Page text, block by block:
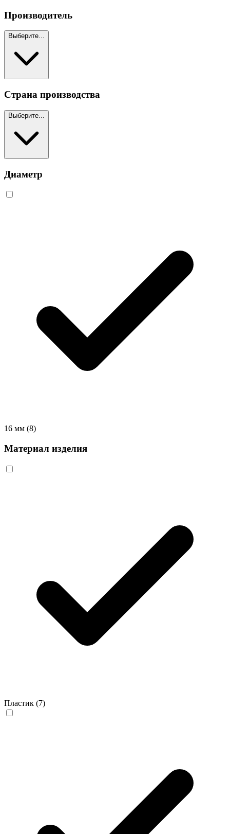
Производитель
Выберите...
Страна производства
Выберите...
Диаметр
16 мм (8)
Материал изделия
Пластик (7)